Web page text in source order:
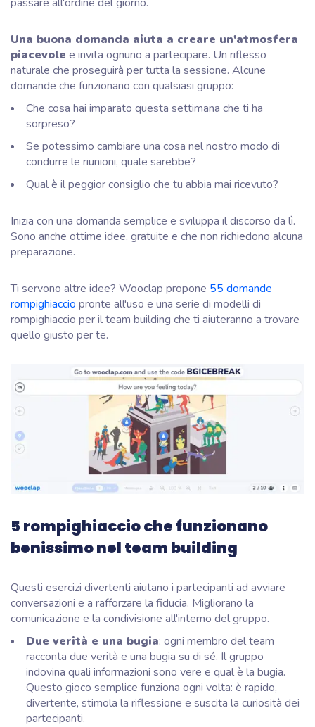
Una buona domanda aiuta a creare un'atmosfera
piacevole e invita ognuno a partecipare. Un riflesso
naturale che proseguirà per tutta la sessione. Alcune
domande che funzionano con qualsiasi gruppo:
Che cosa hai imparato questa settimana che ti ha
sorpreso?
Se potessimo cambiare una cosa nel nostro modo di
condurre le riunioni, quale sarebbe?
Qual è il peggior consiglio che tu abbia mai ricevuto?
Inizia con una domanda semplice e sviluppa il discorso da lì.
Sono anche ottime idee, gratuite e che non richiedono alcuna
preparazione.
Ti servono altre idee? Wooclap propone 55 domande
rompighiaccio pronte all'uso e una serie di modelli di
rompighiaccio per il team building che ti aiuteranno a trovare
quello giusto per te.
5 rompighiaccio che funzionano
benissimo nel team building
Questi esercizi divertenti aiutano i partecipanti ad avviare
conversazioni e a rafforzare la fiducia. Migliorano la
comunicazione e la condivisione all'interno del gruppo.
Due verità e una bugia: ogni membro del team
racconta due verità e una bugia su di sé. Il gruppo
indovina quali informazioni sono vere e qual è la bugia.
Questo gioco semplice funziona ogni volta: è rapido,
divertente, stimola la riflessione e suscita la curiosità dei
partecipanti.